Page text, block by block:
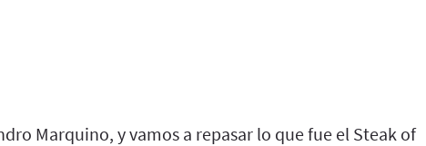
Marquino, y vamos a repasar lo que fue el Steak of